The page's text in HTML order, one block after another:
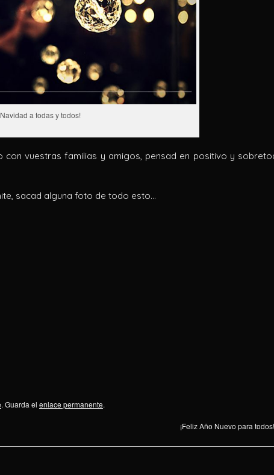
Navidad a todas y todos!
vuestras familias y amigos, pensad en positivo y
sacad alguna foto de todo esto…
. Guarda el enlace permanente.
¡Feliz Año Nuevo para